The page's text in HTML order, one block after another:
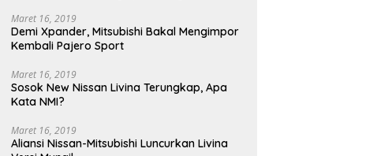
Maret 16, 2019
Demi Xpander, Mitsubishi Bakal Mengimpor
Kembali Pajero Sport
Maret 16, 2019
Sosok New Nissan Livina Terungkap, Apa
Kata NMI?
Maret 16, 2019
Aliansi Nissan-Mitsubishi Luncurkan Livina